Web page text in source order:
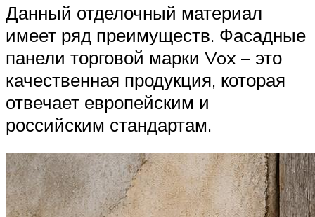
Данный отделочный материал
имеет ряд преимуществ. Фасадные
панели торговой марки Vox – это
качественная продукция, которая
отвечает европейским и
российским стандартам.